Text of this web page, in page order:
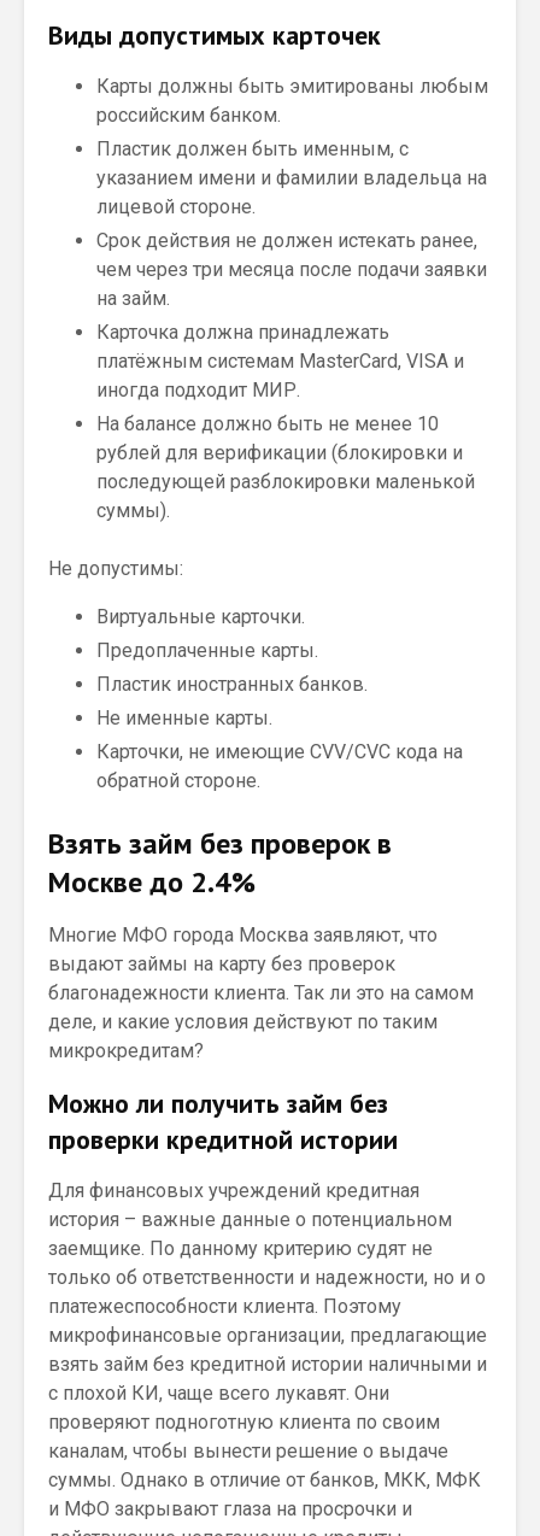
Виды допустимых карточек
Карты должны быть эмитированы любым
российским банком.
Пластик должен быть именным, с
указанием имени и фамилии владельца на
лицевой стороне.
Срок действия не должен истекать ранее,
чем через три месяца после подачи заявки
на займ.
Карточка должна принадлежать
платёжным системам MasterCard, VISA и
иногда подходит МИР.
На балансе должно быть не менее 10
рублей для верификации (блокировки и
последующей разблокировки маленькой
суммы).
Не допустимы:
Виртуальные карточки.
Предоплаченные карты.
Пластик иностранных банков.
Не именные карты.
Карточки, не имеющие CVV/CVC кода на
обратной стороне.
Взять займ без проверок в
Москве до 2.4%
Многие МФО города Москва заявляют, что
выдают займы на карту без проверок
благонадежности клиента. Так ли это на самом
деле, и какие условия действуют по таким
микрокредитам?
Можно ли получить займ без
проверки кредитной истории
Для финансовых учреждений кредитная
история – важные данные о потенциальном
заемщике. По данному критерию судят не
только об ответственности и надежности, но и о
платежеспособности клиента. Поэтому
микрофинансовые организации, предлагающие
взять займ без кредитной истории наличными и
с плохой КИ, чаще всего лукавят. Они
проверяют подноготную клиента по своим
каналам, чтобы вынести решение о выдаче
суммы. Однако в отличие от банков, МКК, МФК
и МФО закрывают глаза на просрочки и